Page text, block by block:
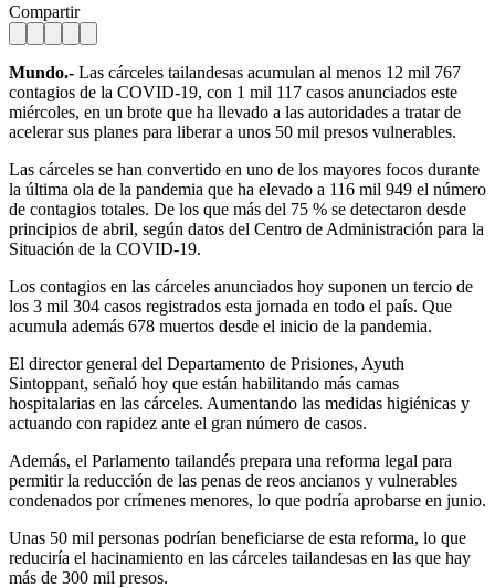
Compartir
Mundo.- Las cárceles tailandesas acumulan al menos 12 mil 767
contagios de la COVID-19, con 1 mil 117 casos anunciados este
miércoles, en un brote que ha llevado a las autoridades a tratar de
acelerar sus planes para liberar a unos 50 mil presos vulnerables.
Las cárceles se han convertido en uno de los mayores focos durante
la última ola de la pandemia que ha elevado a 116 mil 949 el número
de contagios totales. De los que más del 75 % se detectaron desde
principios de abril, según datos del Centro de Administración para la
Situación de la COVID-19.
Los contagios en las cárceles anunciados hoy suponen un tercio de
los 3 mil 304 casos registrados esta jornada en todo el país. Que
acumula además 678 muertos desde el inicio de la pandemia.
El director general del Departamento de Prisiones, Ayuth
Sintoppant, señaló hoy que están habilitando más camas
hospitalarias en las cárceles. Aumentando las medidas higiénicas y
actuando con rapidez ante el gran número de casos.
Además, el Parlamento tailandés prepara una reforma legal para
permitir la reducción de las penas de reos ancianos y vulnerables
condenados por crímenes menores, lo que podría aprobarse en junio.
Unas 50 mil personas podrían beneficiarse de esta reforma, lo que
reduciría el hacinamiento en las cárceles tailandesas en las que hay
más de 300 mil presos.